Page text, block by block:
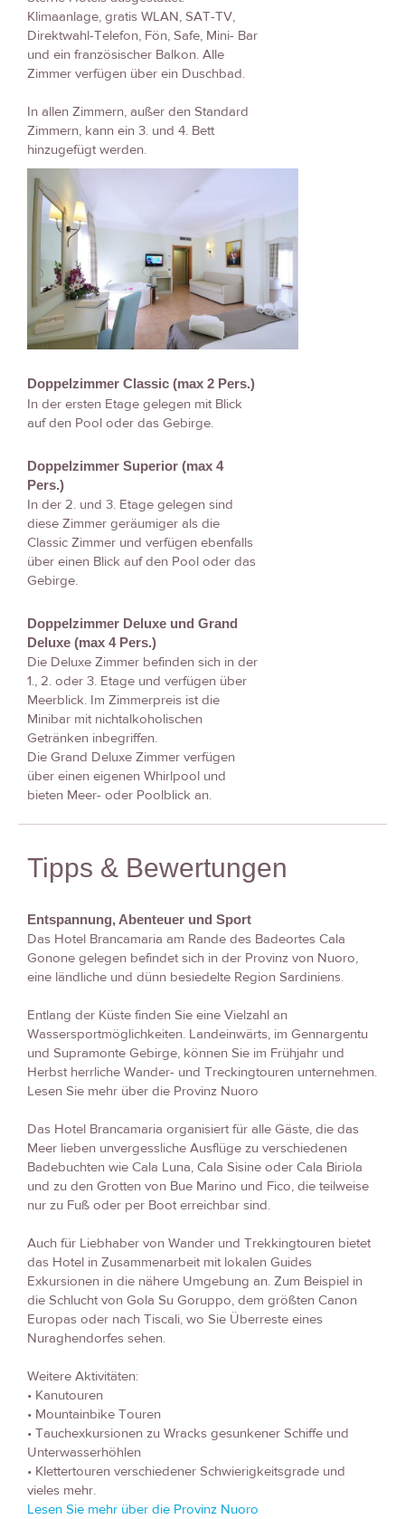
Klimaanlage, gratis WLAN, SAT-TV,
Direktwahl-Telefon, Fön, Safe, Mini- Bar
und ein französischer Balkon. Alle
Zimmer verfügen über ein Duschbad.
In allen Zimmern, außer den Standard
Zimmern, kann ein 3. und 4. Bett
hinzugefügt werden.
Doppelzimmer Classic (max 2 Pers.)
In der ersten Etage gelegen mit Blick
auf den Pool oder das Gebirge.
Doppelzimmer Superior (max 4
Pers.)
In der 2. und 3. Etage gelegen sind
diese Zimmer geräumiger als die
Classic Zimmer und verfügen ebenfalls
über einen Blick auf den Pool oder das
Gebirge.
Doppelzimmer Deluxe und Grand
Deluxe (max 4 Pers.)
Die Deluxe Zimmer befinden sich in der
1., 2. oder 3. Etage und verfügen über
Meerblick. Im Zimmerpreis ist die
Minibar mit nichtalkoholischen
Getränken inbegriffen.
Die Grand Deluxe Zimmer verfügen
über einen eigenen Whirlpool und
bieten Meer- oder Poolblick an.
Tipps & Bewertungen
Entspannung, Abenteuer und Sport
Das Hotel Brancamaria am Rande des Badeortes Cala
Gonone gelegen befindet sich in der Provinz von Nuoro,
eine ländliche und dünn besiedelte Region Sardiniens.
Entlang der Küste finden Sie eine Vielzahl an
Wassersportmöglichkeiten. Landeinwärts, im Gennargentu
und Supramonte Gebirge, können Sie im Frühjahr und
Herbst herrliche Wander- und Treckingtouren unternehmen.
Lesen Sie mehr über die Provinz Nuoro
Das Hotel Brancamaria organisiert für alle Gäste, die das
Meer lieben unvergessliche Ausflüge zu verschiedenen
Badebuchten wie Cala Luna, Cala Sisine oder Cala Biriola
und zu den Grotten von Bue Marino und Fico, die teilweise
nur zu Fuß oder per Boot erreichbar sind.
Auch für Liebhaber von Wander und Trekkingtouren bietet
das Hotel in Zusammenarbeit mit lokalen Guides
Exkursionen in die nähere Umgebung an. Zum Beispiel in
die Schlucht von Gola Su Goruppo, dem größten Canon
Europas oder nach Tiscali, wo Sie Überreste eines
Nuraghendorfes sehen.
Weitere Aktivitäten:
• Kanutouren
• Mountainbike Touren
• Tauchexkursionen zu Wracks gesunkener Schiffe und
Unterwasserhöhlen
• Klettertouren verschiedener Schwierigkeitsgrade und
vieles mehr.
Lesen Sie mehr über die Provinz Nuoro